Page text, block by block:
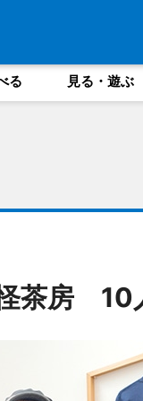
る 見る・遊ぶ
茶房 10